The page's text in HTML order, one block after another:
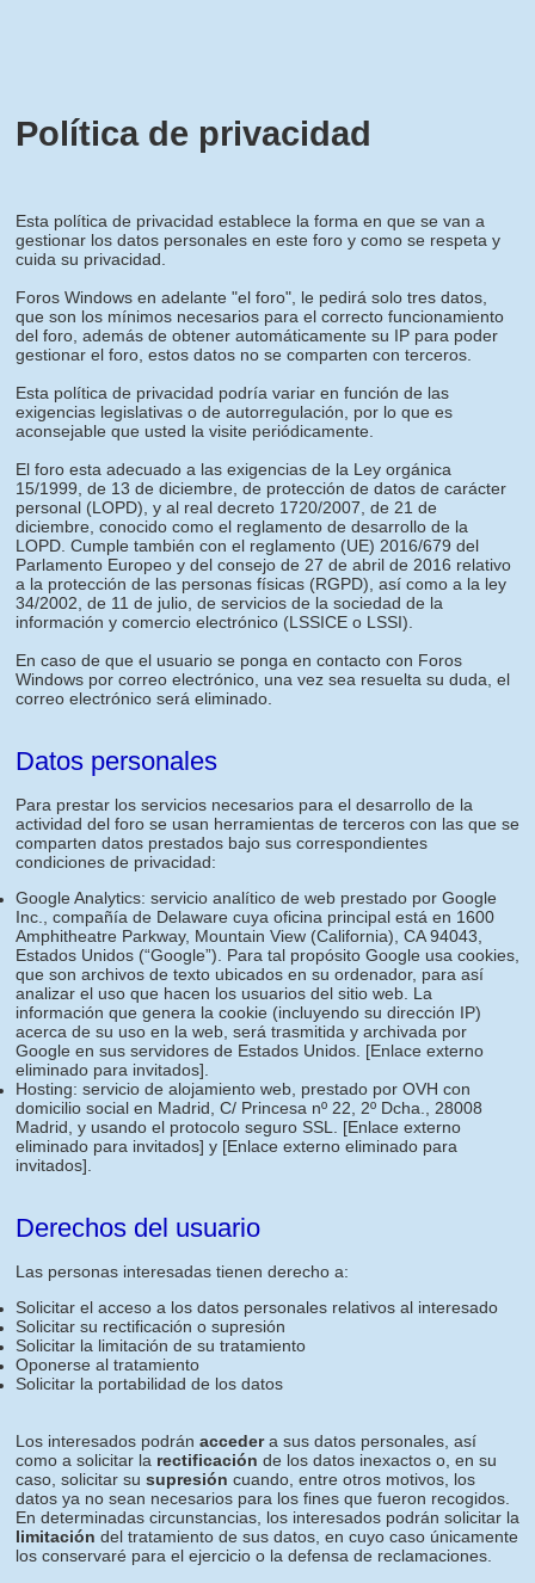
Política de privacidad
Esta política de privacidad establece la forma en que se van a
gestionar los datos personales en este foro y como se respeta y
cuida su privacidad.
Foros Windows en adelante "el foro", le pedirá solo tres datos,
que son los mínimos necesarios para el correcto funcionamiento
del foro, además de obtener automáticamente su IP para poder
gestionar el foro, estos datos no se comparten con terceros.
Esta política de privacidad podría variar en función de las
exigencias legislativas o de autorregulación, por lo que es
aconsejable que usted la visite periódicamente.
El foro esta adecuado a las exigencias de la Ley orgánica
15/1999, de 13 de diciembre, de protección de datos de carácter
personal (LOPD), y al real decreto 1720/2007, de 21 de
diciembre, conocido como el reglamento de desarrollo de la
LOPD. Cumple también con el reglamento (UE) 2016/679 del
Parlamento Europeo y del consejo de 27 de abril de 2016 relativo
a la protección de las personas físicas (RGPD), así como a la ley
34/2002, de 11 de julio, de servicios de la sociedad de la
información y comercio electrónico (LSSICE o LSSI).
En caso de que el usuario se ponga en contacto con Foros
Windows por correo electrónico, una vez sea resuelta su duda, el
correo electrónico será eliminado.
Datos personales
Para prestar los servicios necesarios para el desarrollo de la
actividad del foro se usan herramientas de terceros con las que se
comparten datos prestados bajo sus correspondientes
condiciones de privacidad:
Google Analytics: servicio analítico de web prestado por Google
Inc., compañía de Delaware cuya oficina principal está en 1600
Amphitheatre Parkway, Mountain View (California), CA 94043,
Estados Unidos (“Google”). Para tal propósito Google usa cookies,
que son archivos de texto ubicados en su ordenador, para así
analizar el uso que hacen los usuarios del sitio web. La
información que genera la cookie (incluyendo su dirección IP)
acerca de su uso en la web, será trasmitida y archivada por
Google en sus servidores de Estados Unidos. [Enlace externo
eliminado para invitados]
Hosting: servicio de alojamiento web, prestado por OVH con
domicilio social en Madrid, C/ Princesa nº 22, 2º Dcha., 28008
Madrid, y usando el protocolo seguro SSL. [Enlace externo
eliminado para invitados] y [Enlace externo eliminado para
invitados]
Derechos del usuario
Las personas interesadas tienen derecho a:
Solicitar el acceso a los datos personales relativos al interesado
Solicitar su rectificación o supresión
Solicitar la limitación de su tratamiento
Oponerse al tratamiento
Solicitar la portabilidad de los datos
Los interesados podrán accedera sus datos personales, así
como a solicitar la rectificación de los datos inexactos o, en su
caso, solicitar su supresión cuando, entre otros motivos, los
datos ya no sean necesarios para los fines que fueron recogidos.
En determinadas circunstancias, los interesados podrán solicitar la
limitación del tratamiento de sus datos, en cuyo caso únicamente
los conservaré para el ejercicio o la defensa de reclamaciones.